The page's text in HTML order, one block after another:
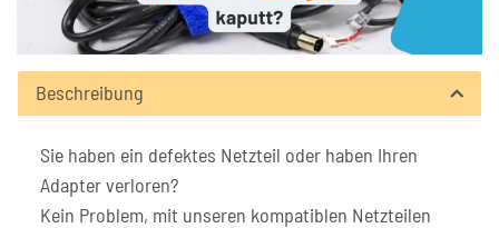
Beschreibung
Sie haben ein defektes Netzteil oder haben Ihren
Adapter verloren?
Kein Problem, mit unseren kompatiblen Netzteilen